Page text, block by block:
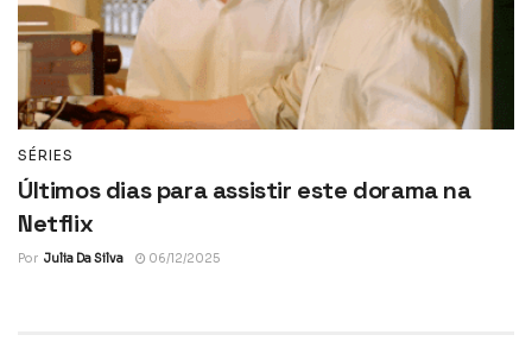
SÉRIES
Últimos dias para assistir este dorama na
Netflix
Por Julia Da Silva 06/12/2025